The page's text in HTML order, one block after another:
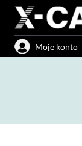
Przejdź
treści
Moje konto